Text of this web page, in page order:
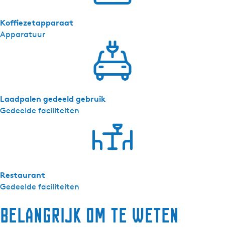
Apparatuur
Koffiezetapparaat
Gedeelde faciliteiten
Laadpalen gedeeld gebruik
Gedeelde faciliteiten
Restaurant
Belangrijk om te weten